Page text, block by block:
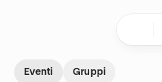
Eventi Gruppi